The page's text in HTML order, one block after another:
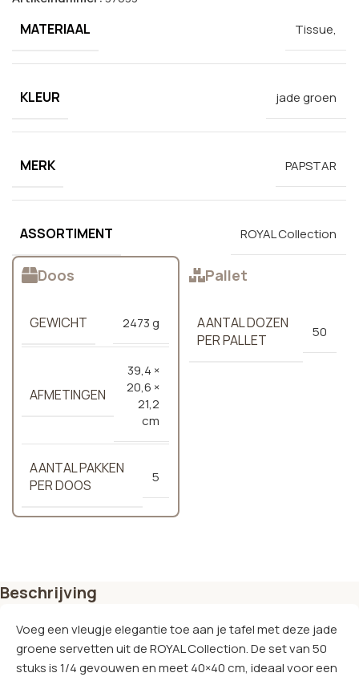
MATERIAAL Tissue,
KLEUR jade groen
MERK PAPSTAR
ASSORTIMENT ROYAL Collection
Doos
GEWICHT 2473 g
AFMETINGEN
39,4 ×
20,6 ×
21,2
cm
AANTAL PAKKEN
PER DOOS
5
Pallet
AANTAL DOZEN
PER PALLET
50
Beschrijving
Voeg een vleugje elegantie toe aan je tafel met deze jade
groene servetten uit de ROYAL Collection. De set van 50
stuks is 1/4 gevouwen en meet 40×40 cm, ideaal voor een